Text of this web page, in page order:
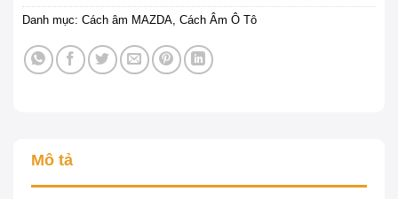
Danh mục: Cách âm MAZDA, Cách Âm Ô Tô
Mô tả